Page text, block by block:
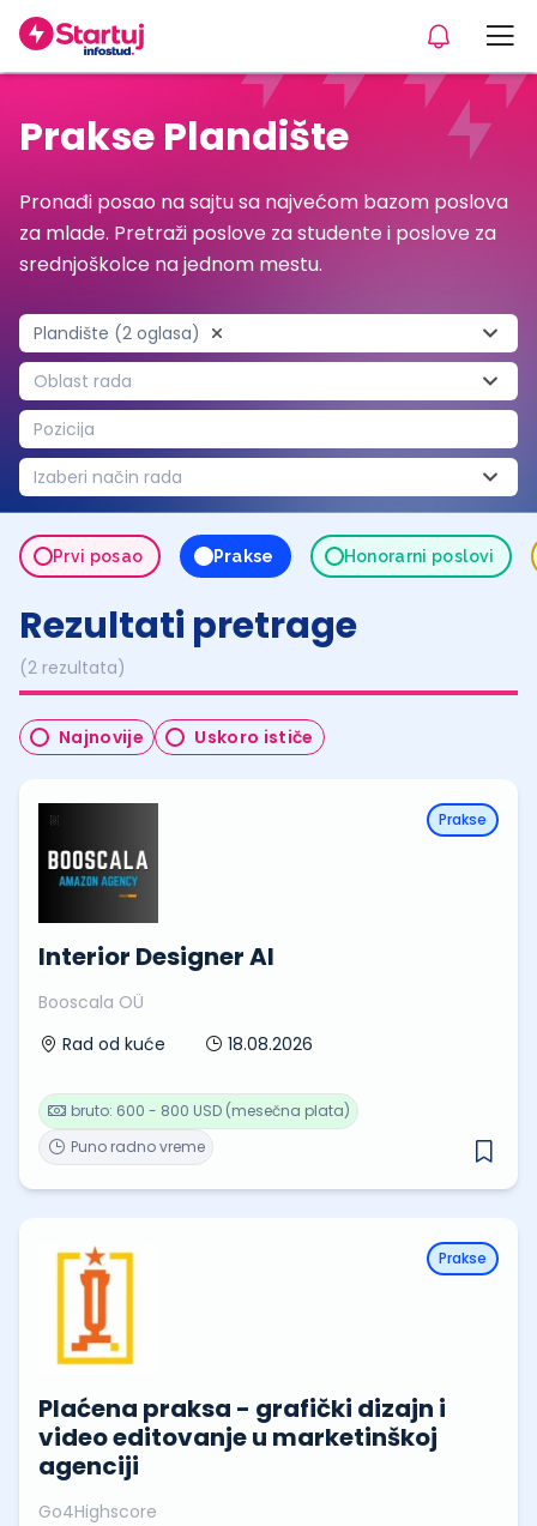
Prakse Plandište
Pronađi posao na sajtu sa najvećom bazom poslova
za mlade. Pretraži poslove za studente i poslove za
srednjoškolce na jednom mestu.
Plandište (2 oglasa)
Oblast rada
Pozicija
Izaberi način rada
Prvi posao Prakse Honorarni poslovi
Rezultati pretrage
(2 rezultata)
Najnovije Uskoro ističe
Prakse
Interior Designer AI
Booscala OÜ
Rad od kuće
18.08.2026
Puno radno vreme
bruto: 600 - 800 USD (mesečna plata)
Prakse
Plaćena praksa - grafički dizajn i
video editovanje u marketinškoj
agenciji
Go4Highscore